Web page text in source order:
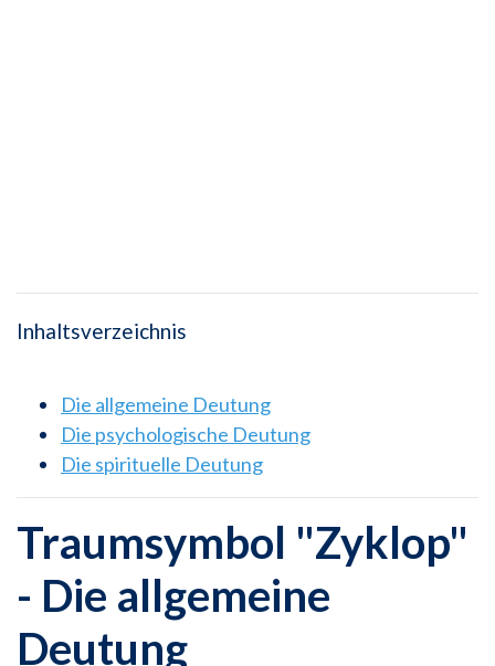
Inhaltsverzeichnis
Die allgemeine Deutung
Die psychologische Deutung
Die spirituelle Deutung
Traumsymbol "Zyklop"
- Die allgemeine
Deutung